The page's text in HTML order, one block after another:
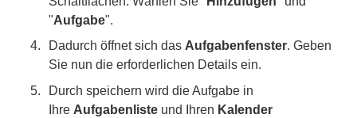
"Aufgabe".
Dadurch öffnet sich das Aufgabenfenster. Geben
Sie nun die erforderlichen Details ein.
Durch speichern wird die Aufgabe in
Ihre Aufgabenliste und Ihren Kalender